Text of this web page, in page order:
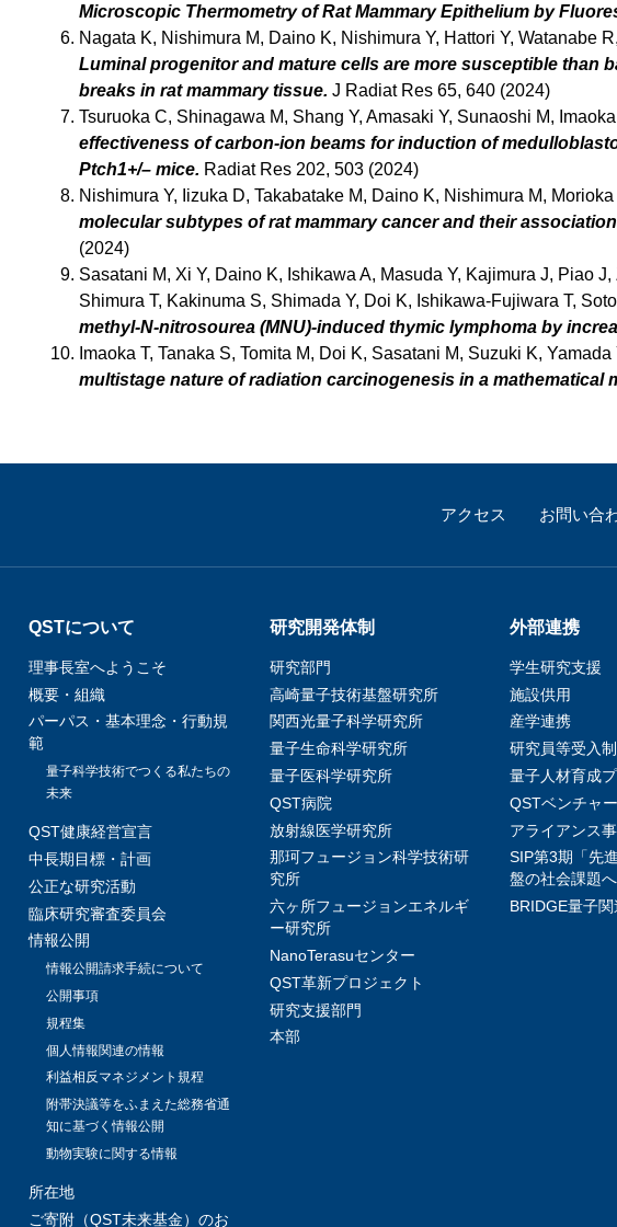
Microscopic Thermometry of Rat Mammary Epithelium by
Nagata K, Nishimura M, Daino K, Nishimura Y, Hattori Y, Watanabe
Luminal progenitor and mature cells are more susceptible than
breaks in rat mammary tissue. J Radiat Res 65, 640 (2024)
Tsuruoka C, Shinagawa M, Shang Y, Amasaki Y, Sunaoshi M,
effectiveness of carbon-ion beams for induction of
Ptch1+/– mice. Radiat Res 202, 503 (2024)
Nishimura Y, Iizuka D, Takabatake M, Daino K, Nishimura M,
molecular subtypes of rat mammary cancer and their
(2024)
Sasatani M, Xi Y, Daino K, Ishikawa A, Masuda Y, Kajimura J, Piao
Shimura T, Kakinuma S, Shimada Y, Doi K, Ishikawa-Fujiwara T,
methyl-N-nitrosourea (MNU)-induced thymic lymphoma by
Imaoka T, Tanaka S, Tomita M, Doi K, Sasatani M, Suzuki K,
multistage nature of radiation carcinogenesis in a mathematical
アクセス お問い合
QSTについて
理事長室へようこそ
概要・組織
パーパス・基本理念・行動規
範
量子科学技術でつくる私たちの
未来
QST健康経営宣言
中長期目標・計画
公正な研究活動
臨床研究審査委員会
情報公開
情報公開請求手続について
公開事項
規程集
個人情報関連の情報
利益相反マネジメント規程
附帯決議等をふまえた総務省通
知に基づく情報公開
動物実験に関する情報
所在地
ご寄附（QST未来基金）のお
研究開発体制
研究部門
高崎量子技術基盤研究所
関西光量子科学研究所
量子生命科学研究所
量子医科学研究所
QST病院
放射線医学研究所
那珂フュージョン科学技術研
究所
六ヶ所フュージョンエネルギ
ー研究所
NanoTerasuセンター
QST革新プロジェクト
研究支援部門
本部
外部連携
学生研究支援​
施設供用
産学連携
研究員等受入
量子人材育成
QSTベンチャ
アライアンス
SIP第3期「先
盤の社会課題
BRIDGE量子